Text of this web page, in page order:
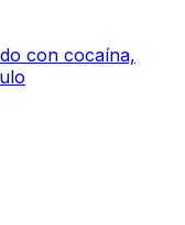
con cocaína,